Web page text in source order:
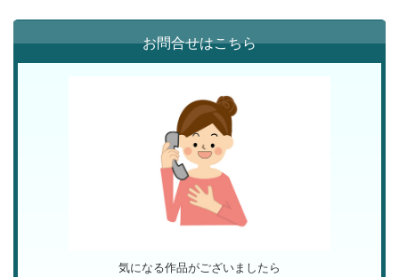
お問合せはこちら
気になる作品がございましたら